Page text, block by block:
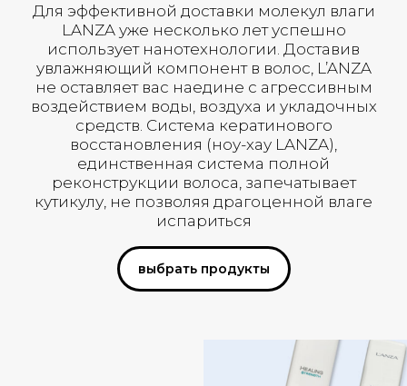
Для эффективной доставки молекул влаги
LANZA уже несколько лет успешно
использует нанотехнологии. Доставив
увлажняющий компонент в волос, L’ANZA
не оставляет вас наедине с агрессивным
воздействием воды, воздуха и укладочных
средств. Система кератинового
восстановления (ноу-хау LANZA),
единственная система полной
реконструкции волоса, запечатывает
кутикулу, не позволяя драгоценной влаге
испариться
выбрать продукты